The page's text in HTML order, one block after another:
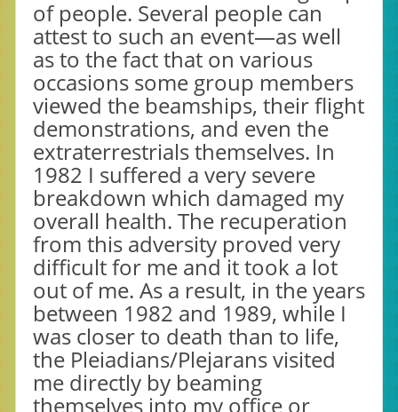
of people. Several people can
attest to such an event—as well
as to the fact that on various
occasions some group members
viewed the beamships, their flight
demonstrations, and even the
extraterrestrials themselves. In
1982 I suffered a very severe
breakdown which damaged my
overall health. The recuperation
from this adversity proved very
difficult for me and it took a lot
out of me. As a result, in the years
between 1982 and 1989, while I
was closer to death than to life,
the Pleiadians/Plejarans visited
me directly by beaming
themselves into my office or